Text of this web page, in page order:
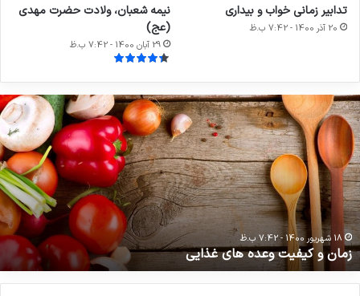
تدابیر زمانی خواب و بیداری
20 آذر 1400 - 7:42 ب.ظ
نیمه شعبان، ولادت حضرت مهدی
(عج)
29 آبان 1400 - 7:42 ب.ظ
تدابیر
زمانی
خواب
و
بیداری
20 آذر 1400 - 7:42 ب.ظ
تدابیر زمانی خواب و بیداری